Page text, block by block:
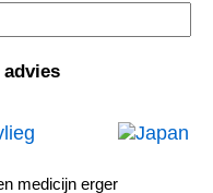
advies
medicijn erger